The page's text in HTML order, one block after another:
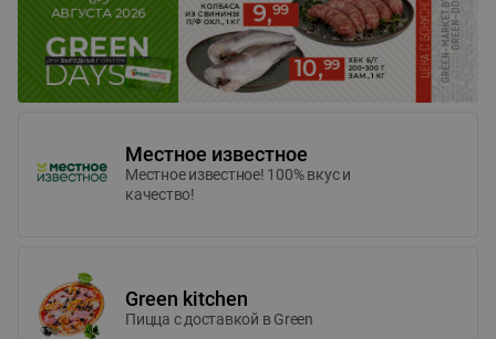
Местное известное
Местное известное! 100% вкус и
качество!
Green kitchen
Пицца c доставкой в Green